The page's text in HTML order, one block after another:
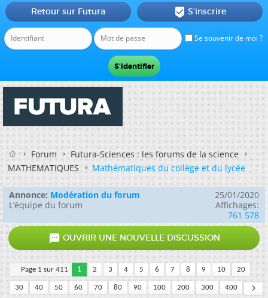
Se souvenir de moi ?
Retour sur Futura  S'inscrire
Forum
Futura-Sciences : les forums de la science
MATHEMATIQUES
Mathématiques du collège et du lycée
Annonce: Modération du forum
L’équipe du forum
25/01/2020
Affichages:
761 578
 OUVRIR UNE NOUVELLE DISCUSSION
Page 1 sur 411 1 2 3 4 5 6 7 8 9 10 20
30 40 50 60 70 80 90 100 200 300 400